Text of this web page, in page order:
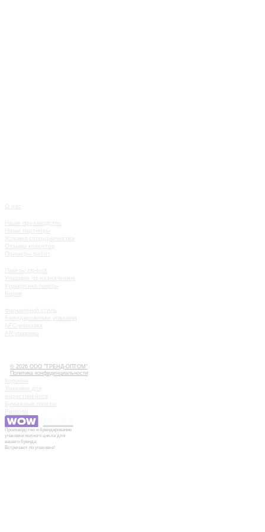
Наше производство
Наши партнёры
Условия сотрудничества
Примеры работ
Пакеты zip-lock
Упаковка по назначению
Курьерские пакеты
Бирки
Фирменный стиль
Брендирование упаковки
NFC-упаковка
AR-упаковка
© 2026 ООО "ТРЕНД-ОПТОМ"
Политика конфиденциальности
Коробки
Упаковка для
маркетплейсов
Бумажные пакеты
Pantone
Производство и брендирование
упаковки полного цикла для
вашего бренда.
Встречают по упаковке!